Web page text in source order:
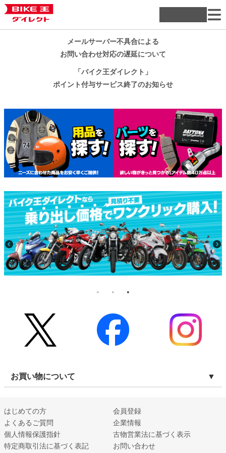
メールサーバー不具合による
お問い合わせ対応の遅延について
「バイク王ダイレクト」
ポイント付与サービス終了のお知らせ
お買い物について
はじめての方
会員登録
よくあるご質問
企業情報
個人情報保護指針
古物営業法に基づく表示
特定商取引法に基づく表記
お問い合わせ